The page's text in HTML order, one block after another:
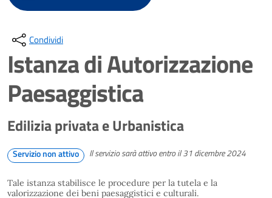
Condividi
Istanza di Autorizzazione
Paesaggistica
Edilizia privata e Urbanistica
Servizio non attivo Il servizio sarà attivo entro il 31 dicembre 2024
Tale istanza stabilisce le procedure per la tutela e la
valorizzazione dei beni paesaggistici e culturali.